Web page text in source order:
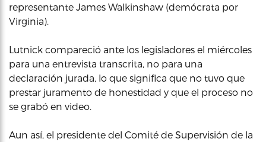
representante James Walkinshaw (demócrata por
Virginia).
Lutnick compareció ante los legisladores el miércoles
para una entrevista transcrita, no para una
declaración jurada, lo que significa que no tuvo que
prestar juramento de honestidad y que el proceso no
se grabó en video.
Aun así, el presidente del Comité de Supervisión de la